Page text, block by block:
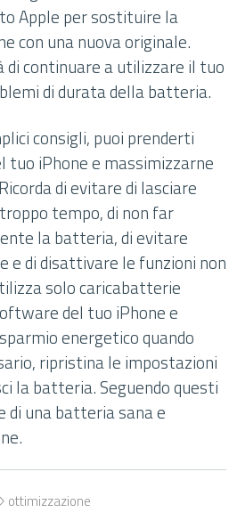
Apple per sostituire la
con una nuova originale.
continuare a utilizzare il tuo
di durata della batteria.
consigli, puoi prenderti
tuo iPhone e massimizzarne
di evitare di lasciare
tempo, di non far
la batteria, di evitare
di disattivare le funzioni non
solo caricabatterie
del tuo iPhone e
energetico quando
ripristina le impostazioni
la batteria. Seguendo questi
di una batteria sana e
ottimizzazione